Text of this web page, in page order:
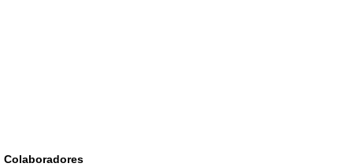
Colaboradores